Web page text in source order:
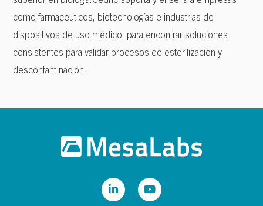
como farmaceuticos, biotecnologías e industrias de
dispositivos de uso médico, para encontrar soluciones
consistentes para validar procesos de esterilización y
descontaminación.